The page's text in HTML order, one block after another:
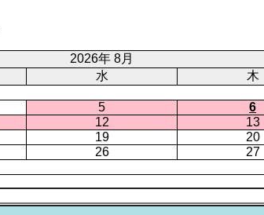
2026年 8月
水 木
5 6
12 13
19 20
26 27